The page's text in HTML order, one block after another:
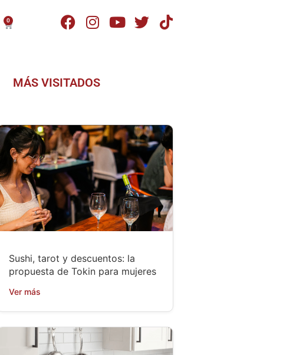
0
Carrito
MÁS VISITADOS
Sushi, tarot y descuentos: la
propuesta de Tokin para mujeres
Ver más